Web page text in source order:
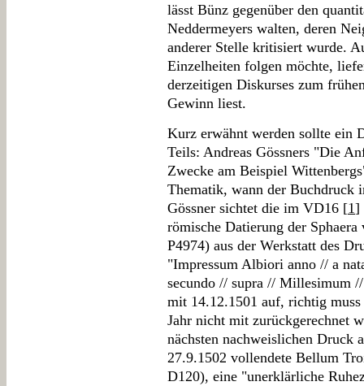
lässt Bünz gegenüber den
Neddermeyers walten, deren
anderer Stelle kritisiert wurde.
Einzelheiten folgen möchte,
derzeitigen Diskurses zum
Gewinn liest.
Kurz erwähnt werden sollte ein
Teils: Andreas Gössners "Die
Zwecke am Beispiel
Thematik, wann der Buchdruck
Gössner sichtet die im VD16 [1]
römische Datierung der
P4974) aus der Werkstatt des
"Impressum Albiori anno // a
secundo // supra // Millesimum
mit 14.12.1501 auf, richtig muss
Jahr nicht mit zurückgerechnet
nächsten nachweislichen Druck
27.9.1502 vollendete Bellum
D120), eine "unerklärliche